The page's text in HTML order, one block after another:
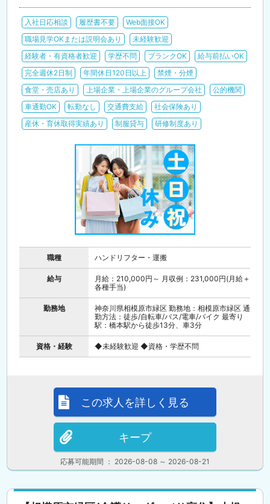
入社日応相談 履歴書不要
Web面接OK
職場見学OKまたは説明会あり
未経験歓迎
経験者・有資格者歓迎
学歴不問 ブランクOK
給与前払いOK
完全週休2日制
年間休日120日以上
禁煙・分煙
食堂・売店あり
上場企業・上場企業のグループ会社
公的機関
車通勤OK
転勤なし 交通費支給
社会保険あり
産休・育休取得実績あり
制服貸与 研修制度あり
職種 ハンドリフター・運搬
給与
月給：210,000円～ 月収例：231,000円(月給＋
各種手当)
勤務地
神奈川県相模原市緑区 勤務地：相模原市緑区 通
勤方法：徒歩/自転車/バス/電車/バイク 最寄り
駅：橋本駅から徒歩13分、車3分
資格・経験 ◆未経験歓迎 ◆資格・学歴不問
応募可能期間 ： 2026-08-08 ～ 2026-08-21
この求人を詳しく見る
キープ